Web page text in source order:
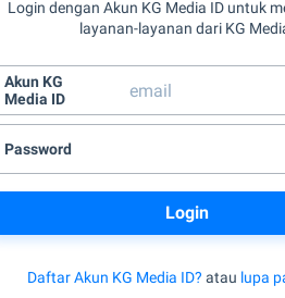
Login dengan Akun KG Media ID untuk
layanan-layanan dari KG
Akun KG
Media ID
Password
Daftar Akun KG Media ID? atau lupa